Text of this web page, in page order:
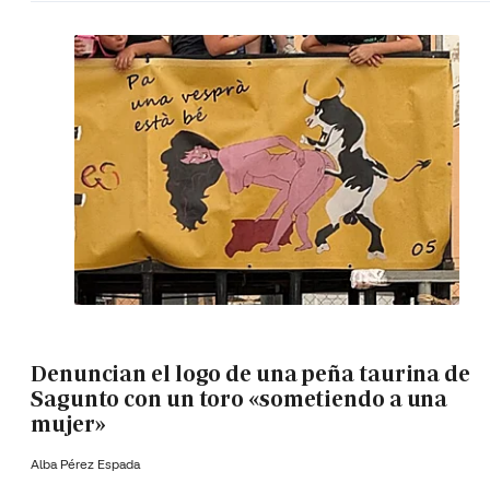
Denuncian el logo de una peña taurina de
Sagunto con un toro «sometiendo a una
mujer»
Alba Pérez Espada